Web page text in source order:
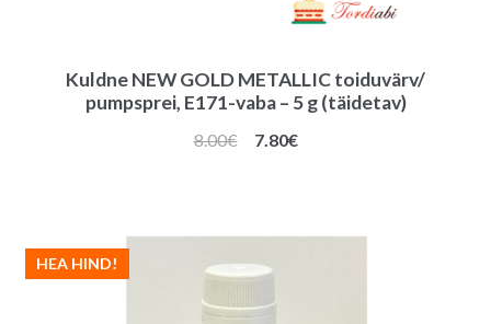
Kuldne NEW GOLD METALLIC toiduvärv/
pumpsprei, E171-vaba – 5 g (täidetav)
8.00€
Algne
7.80€Praegune
HEA HIND!